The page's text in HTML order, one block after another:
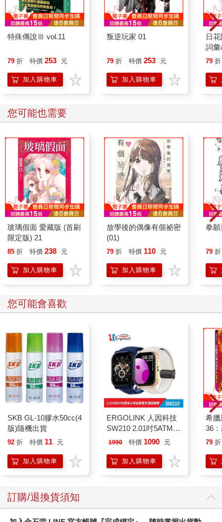
特殊傳說Ⅲ vol.11
79 折 特價 253 元
加入購物車
叛逆玩家 01
79 折 特價 253 元
加入購物車
日
詞
79 折
您可能也需要
玻璃假面 愛藏版 (首刷
限定版) 21
85 折 特價 238 元
加入購物車
放學後的偶像有個祕密
(01)
79 折 特價 110 元
加入購物車
拳願
79 折
您可能會喜歡
SKB GL-10膠水50cc(4
版)隨機出貨
92 折 特價 11 元
加入購物車
ERGOLINK 人因科技
SW210 2.01吋5ATM游
泳心率血氧藍牙通話腕
1990 特價 1090 元
加入購物車
希
36
79 折
訂購/退換貨須知